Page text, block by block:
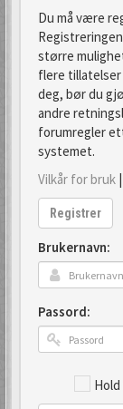
Du må være
større
flere
deg, bør du
andre
forumregler
systemet.
Vilkår for bruk |
Registrer
Brukernavn:
Passord: